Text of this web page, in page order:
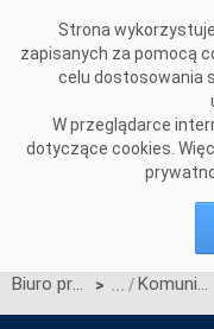
Strona
zapisanych za pomocą
celu dostosowania
W przeglądarce
dotyczące cookies.
Biuro prasowe > Komunikaty OSP